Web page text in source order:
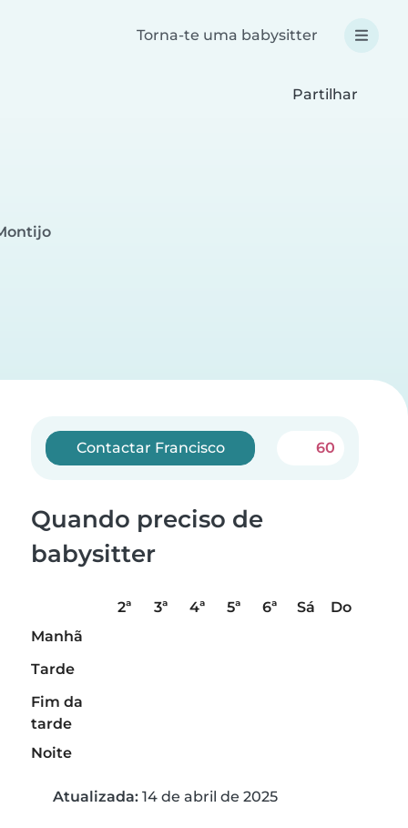
Torna-te uma babysitter
Partilhar
Contactar Francisco 60
Quando preciso de
babysitter
2ª 3ª 4ª 5ª 6ª Sá
Do
Manhã
Tarde
Fim da
tarde
Noite
Atualizada: 14 de abril de 2025